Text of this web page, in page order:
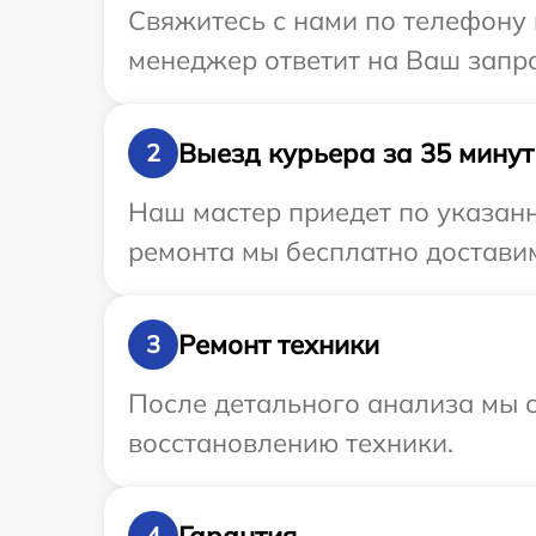
Свяжитесь с нами по телефону
менеджер ответит на Ваш
2
Выезд курьера за 35 минут
Наш мастер приедет по
ремонта мы бесплатно
3
Ремонт техники
После детального анализа мы
восстановлению техники.